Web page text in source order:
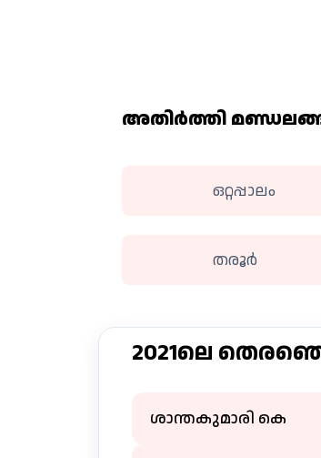
അതിര്‍ത്തി
ഒറ്റപ്പാലം
തരൂര്‍
2021ലെ
ശാന്തകുമാരി കെ